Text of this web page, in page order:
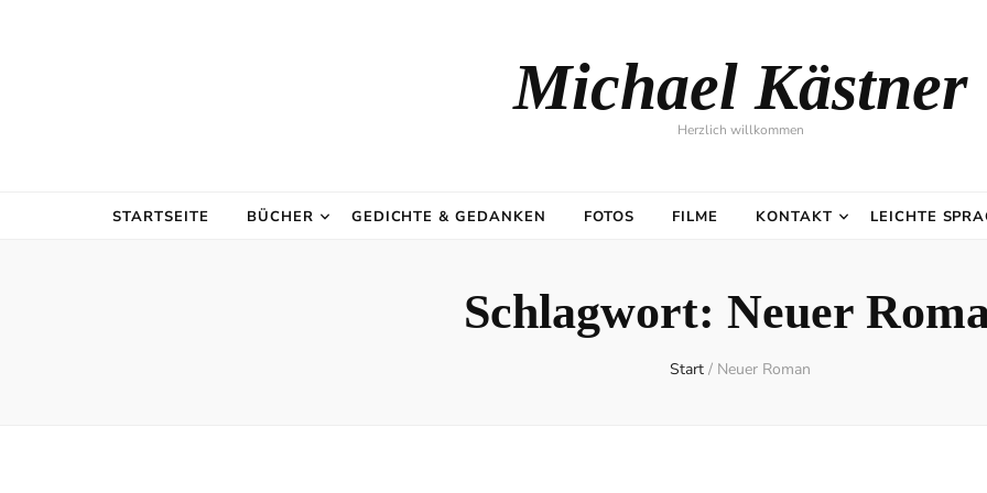
Michael Kästner
Herzlich willkommen
STARTSEITE BÜCHER GEDICHTE & GEDANKEN FOTOS FILME KONTAKT LEICHTE
Schlagwort: Neuer
Start / Neuer Roman